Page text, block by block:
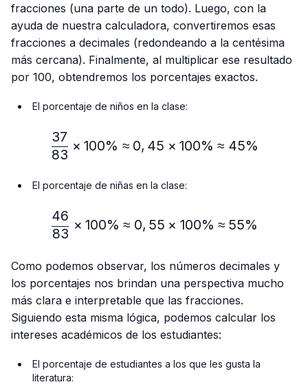
fracciones (una parte de un todo). Luego, con la
ayuda de nuestra calculadora, convertiremos esas
fracciones a decimales (redondeando a la centésima
más cercana). Finalmente, al multiplicar ese resultado
por 100, obtendremos los porcentajes exactos.
El porcentaje de niños en la clase:
\frac{37}{83} × 100\%≈
83
37
× 100% ≈ 0, 45 × 100% ≈ 45%
El porcentaje de niñas en la clase:
\frac{46}{83} × 100\%
83
46
× 100% ≈ 0, 55 × 100% ≈ 55%
Como podemos observar, los números decimales y
los porcentajes nos brindan una perspectiva mucho
más clara e interpretable que las fracciones.
Siguiendo esta misma lógica, podemos calcular los
intereses académicos de los estudiantes:
El porcentaje de estudiantes a los que les gusta la
literatura: